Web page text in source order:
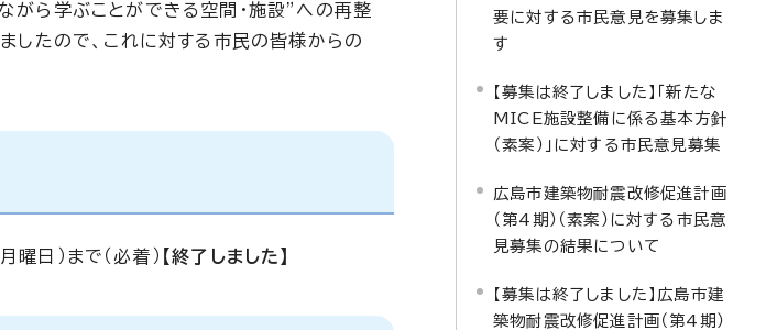
がら学ぶことができる空間・施設”への再整
したので、これに対する市民の皆様からの
日）まで（必着） 【終了しました】
要に対する市民意見を募集しま
す
【募集は終了しました】「新たな
MICE施設整備に係る基本方針
（素案）」に対する市民意見募集
広島市建築物耐震改修促進計画
（第4期）（素案）に対する市民意
見募集の結果について
【募集は終了しました】広島市建
築物耐震改修促進計画（第4期）